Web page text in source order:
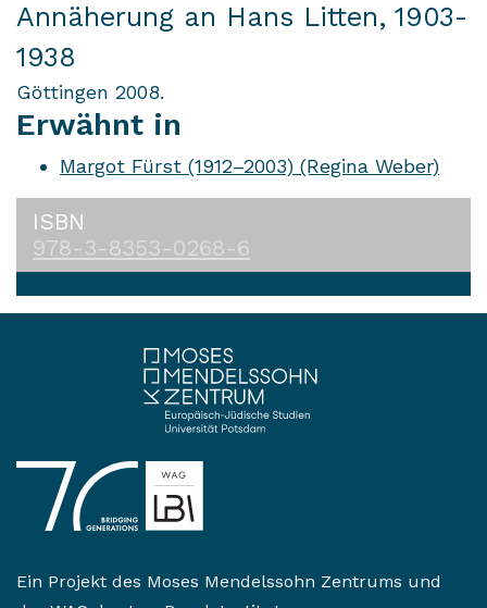
Annäherung an Hans Litten, 1903-
1938
Göttingen 2008.
Erwähnt in
Margot Fürst (1912–2003) (Regina Weber)
ISBN
978-3-8353-0268-6
Ein Projekt des Moses Mendelssohn Zentrums und